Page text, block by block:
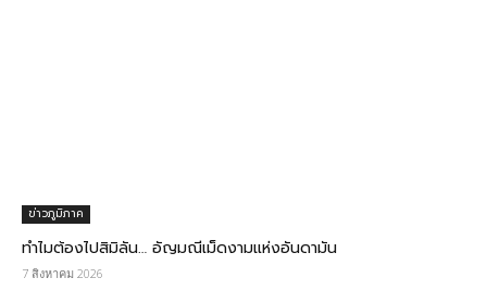
ข่าวภูมิภาค
ทำไมต้องไปสิมิลัน… อัญมณีเม็ดงามแห่งอันดามัน
7 สิงหาคม 2026